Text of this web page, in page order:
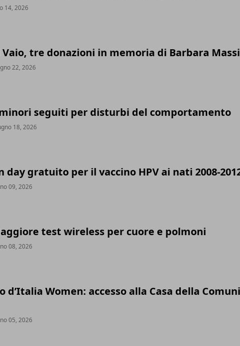
14, 2026
Vaio, tre donazioni in memoria di Barbara
22, 2026
minori seguiti per disturbi del comportamento
18, 2026
day gratuito per il vaccino HPV ai nati 2008-
09, 2026
test wireless per cuore e polmoni
08, 2026
d’Italia Women: accesso alla Casa della
05, 2026